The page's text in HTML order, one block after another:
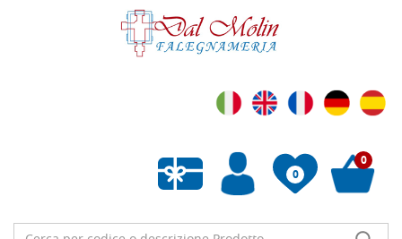
0
Wishlist vuota
0